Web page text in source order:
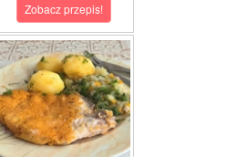
Zobacz przepis!